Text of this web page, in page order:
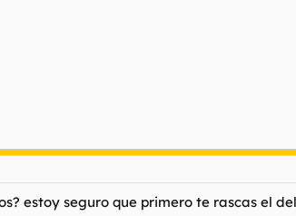
estoy seguro que primero te rascas el